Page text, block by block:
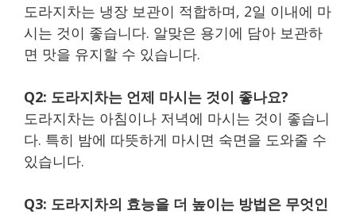
도라지차는 냉장 보관이 적합하며, 2일 이내에 마
시는 것이 좋습니다. 알맞은 용기에 담아 보관하
면 맛을 유지할 수 있습니다.
Q2: 도라지차는 언제 마시는 것이 좋나요?
도라지차는 아침이나 저녁에 마시는 것이 좋습니
다. 특히 밤에 따뜻하게 마시면 숙면을 도와줄 수
있습니다.
Q3: 도라지차의 효능을 더 높이는 방법은 무엇인